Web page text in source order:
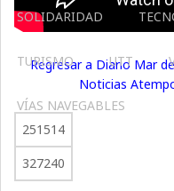
SOLIDARIDAD
TURISMO UTT
VÍAS NAVEGABLES
Regresar a Diario Mar
Noticias
251514
327240